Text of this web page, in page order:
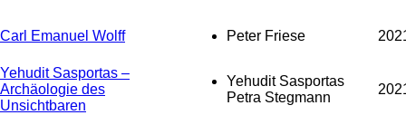
Carl Emanuel Wolff Peter Friese
Yehudit Sasportas –
Archäologie des
Unsichtbaren
Yehudit Sasportas
Petra Stegmann